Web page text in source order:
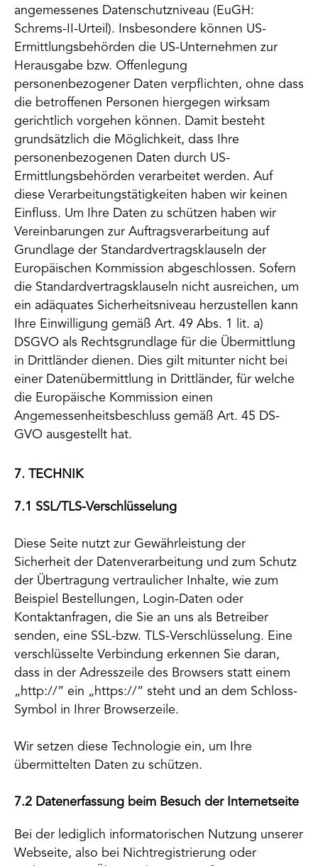
angemessenes Datenschutzniveau (EuGH:
Schrems-II-Urteil). Insbesondere können US-
Ermittlungsbehörden die US-Unternehmen zur
Herausgabe bzw. Offenlegung
personenbezogener Daten verpflichten, ohne dass
die betroffenen Personen hiergegen wirksam
gerichtlich vorgehen können. Damit besteht
grundsätzlich die Möglichkeit, dass Ihre
personenbezogenen Daten durch US-
Ermittlungsbehörden verarbeitet werden. Auf
diese Verarbeitungstätigkeiten haben wir keinen
Einfluss. Um Ihre Daten zu schützen haben wir
Vereinbarungen zur Auftragsverarbeitung auf
Grundlage der Standardvertragsklauseln der
Europäischen Kommission abgeschlossen. Sofern
die Standardvertragsklauseln nicht ausreichen, um
ein adäquates Sicherheitsniveau herzustellen kann
Ihre Einwilligung gemäß Art. 49 Abs. 1 lit. a)
DSGVO als Rechtsgrundlage für die Übermittlung
in Drittländer dienen. Dies gilt mitunter nicht bei
einer Datenübermittlung in Drittländer, für welche
die Europäische Kommission einen
Angemessenheitsbeschluss gemäß Art. 45 DS-
GVO ausgestellt hat.
7. TECHNIK
7.1 SSL/TLS-Verschlüsselung
Diese Seite nutzt zur Gewährleistung der
Sicherheit der Datenverarbeitung und zum Schutz
der Übertragung vertraulicher Inhalte, wie zum
Beispiel Bestellungen, Login-Daten oder
Kontaktanfragen, die Sie an uns als Betreiber
senden, eine SSL-bzw. TLS-Verschlüsselung. Eine
verschlüsselte Verbindung erkennen Sie daran,
dass in der Adresszeile des Browsers statt einem
„http://“ ein „https://“ steht und an dem Schloss-
Symbol in Ihrer Browserzeile.
Wir setzen diese Technologie ein, um Ihre
übermittelten Daten zu schützen.
7.2 Datenerfassung beim Besuch der Internetseite
Bei der lediglich informatorischen Nutzung unserer
Webseite, also bei Nichtregistrierung oder